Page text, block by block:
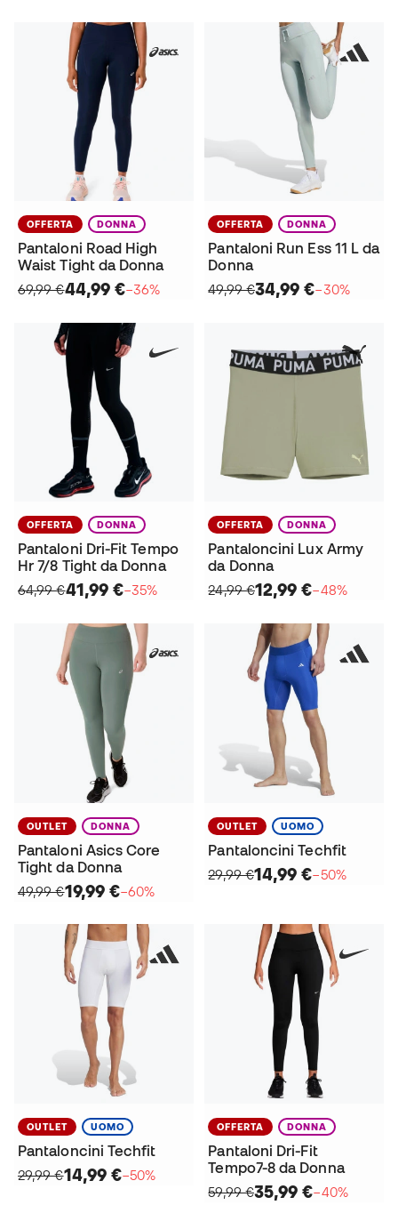
OFFERTA DONNA
Pantaloni Road High
Waist Tight da Donna
69,99 €44,99 €−36%
OFFERTA DONNA
Pantaloni Run Ess 11 L da
Donna
49,99 €34,99 €−30%
OFFERTA DONNA
Pantaloni Dri-Fit Tempo
Hr 7/8 Tight da Donna
64,99 €41,99 €−35%
OFFERTA DONNA
Pantaloncini Lux Army
da Donna
24,99 €12,99 €−48%
OUTLET DONNA
Pantaloni Asics Core
Tight da Donna
49,99 €19,99 €−60%
OUTLET UOMO
Pantaloncini Techfit
29,99 €14,99 €−50%
OUTLET UOMO
Pantaloncini Techfit
29,99 €14,99 €−50%
OFFERTA DONNA
Pantaloni Dri-Fit
Tempo7-8 da Donna
59,99 €35,99 €−40%